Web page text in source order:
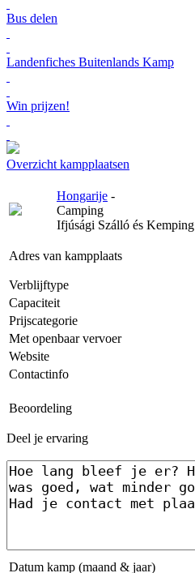
Bus delen
Landenfiches Buitenlands Kamp
Win prijzen!
Overzicht kampplaatsen
Hongarije -
Camping
Ifjúsági Szálló és Kemping
Adres van kampplaats
Verblijftype
Capaciteit
Prijscategorie
Met openbaar vervoer
Website
Contactinfo
Beoordeling
Deel je ervaring
Datum kamp (maand & jaar)